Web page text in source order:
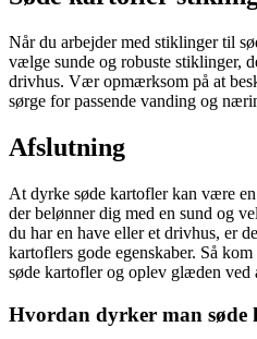
Når du arbejder med stiklinger til
vælge sunde og robuste stiklinger,
drivhus. Vær opmærksom på at
sørge for passende vanding og
Afslutning
At dyrke søde kartofler kan være
der belønner dig med en sund og
du har en have eller et drivhus, er
kartoflers gode egenskaber. Så
søde kartofler og oplev glæden ved
Hvordan dyrker man søde